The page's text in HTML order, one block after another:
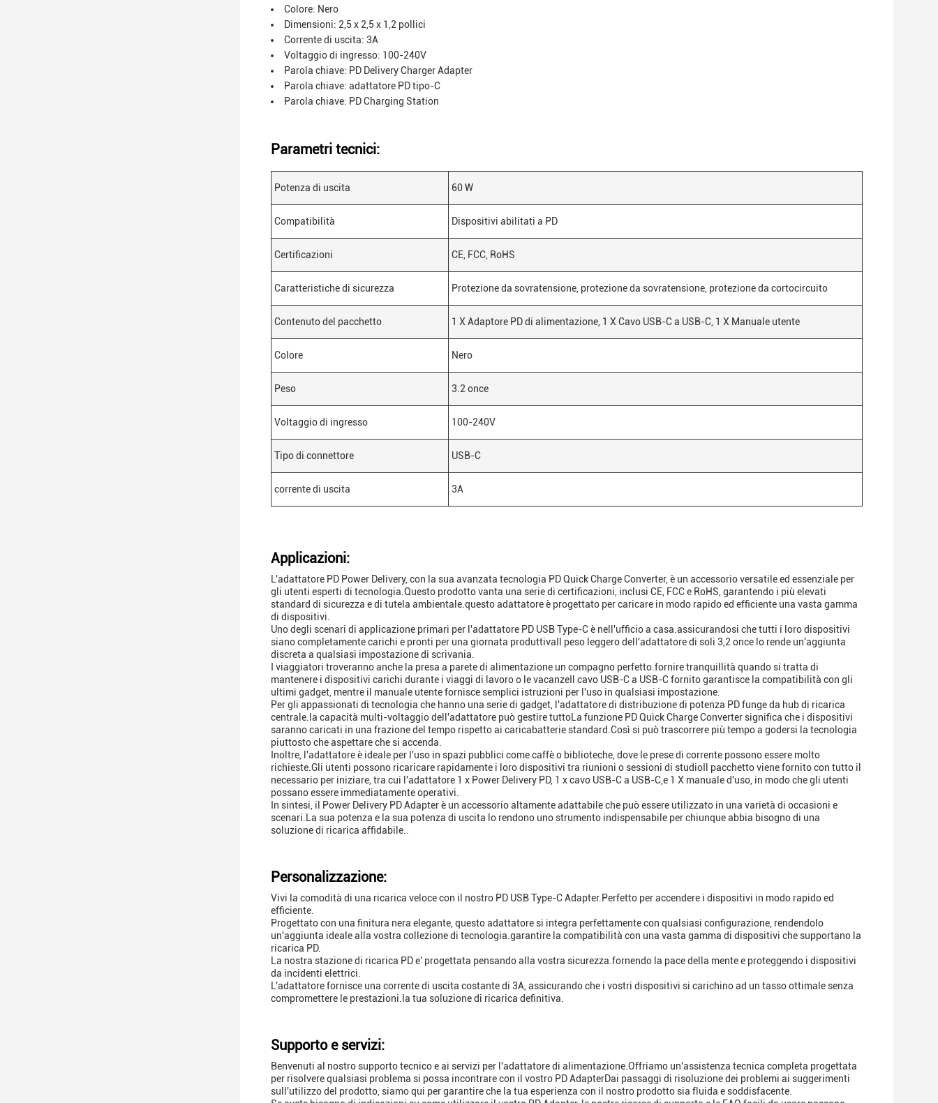
Colore: Nero
Dimensioni: 2,5 x 2,5 x 1,2 pollici
Corrente di uscita: 3A
Voltaggio di ingresso: 100-240V
Parola chiave: PD Delivery Charger Adapter
Parola chiave: adattatore PD tipo-C
Parola chiave: PD Charging Station
Parametri tecnici:
Potenza di uscita 60 W
Compatibilità Dispositivi abilitati a PD
Certificazioni CE, FCC, RoHS
Caratteristiche di sicurezza Protezione da sovratensione, protezione da sovratensione, protezione da cortocircuito
Contenuto del pacchetto 1 X Adaptore PD di alimentazione, 1 X Cavo USB-C a USB-C, 1 X Manuale utente
Colore Nero
Peso 3.2 once
Voltaggio di ingresso 100-240V
Tipo di connettore USB-C
corrente di uscita 3A
Applicazioni:
L'adattatore PD Power Delivery, con la sua avanzata tecnologia PD Quick Charge Converter, è un accessorio versatile ed essenziale per
gli utenti esperti di tecnologia.Questo prodotto vanta una serie di certificazioni, inclusi CE, FCC e RoHS, garantendo i più elevati
standard di sicurezza e di tutela ambientale.questo adattatore è progettato per caricare in modo rapido ed efficiente una vasta gamma
di dispositivi.
Uno degli scenari di applicazione primari per l'adattatore PD USB Type-C è nell'ufficio a casa.assicurandosi che tutti i loro dispositivi
siano completamente carichi e pronti per una giornata produttivaIl peso leggero dell'adattatore di soli 3,2 once lo rende un'aggiunta
discreta a qualsiasi impostazione di scrivania.
I viaggiatori troveranno anche la presa a parete di alimentazione un compagno perfetto.fornire tranquillità quando si tratta di
mantenere i dispositivi carichi durante i viaggi di lavoro o le vacanzeIl cavo USB-C a USB-C fornito garantisce la compatibilità con gli
ultimi gadget, mentre il manuale utente fornisce semplici istruzioni per l'uso in qualsiasi impostazione.
Per gli appassionati di tecnologia che hanno una serie di gadget, l'adattatore di distribuzione di potenza PD funge da hub di ricarica
centrale.la capacità multi-voltaggio dell'adattatore può gestire tuttoLa funzione PD Quick Charge Converter significa che i dispositivi
saranno caricati in una frazione del tempo rispetto ai caricabatterie standard.Così si può trascorrere più tempo a godersi la tecnologia
piuttosto che aspettare che si accenda.
Inoltre, l'adattatore è ideale per l'uso in spazi pubblici come caffè o biblioteche, dove le prese di corrente possono essere molto
richieste.Gli utenti possono ricaricare rapidamente i loro dispositivi tra riunioni o sessioni di studioIl pacchetto viene fornito con tutto il
necessario per iniziare, tra cui l'adattatore 1 x Power Delivery PD, 1 x cavo USB-C a USB-C,e 1 X manuale d'uso, in modo che gli utenti
possano essere immediatamente operativi.
In sintesi, il Power Delivery PD Adapter è un accessorio altamente adattabile che può essere utilizzato in una varietà di occasioni e
scenari.La sua potenza e la sua potenza di uscita lo rendono uno strumento indispensabile per chiunque abbia bisogno di una
soluzione di ricarica affidabile..
Personalizzazione:
Vivi la comodità di una ricarica veloce con il nostro PD USB Type-C Adapter.Perfetto per accendere i dispositivi in modo rapido ed
efficiente.
Progettato con una finitura nera elegante, questo adattatore si integra perfettamente con qualsiasi configurazione, rendendolo
un'aggiunta ideale alla vostra collezione di tecnologia.garantire la compatibilità con una vasta gamma di dispositivi che supportano la
ricarica PD.
La nostra stazione di ricarica PD e' progettata pensando alla vostra sicurezza.fornendo la pace della mente e proteggendo i dispositivi
da incidenti elettrici.
L'adattatore fornisce una corrente di uscita costante di 3A, assicurando che i vostri dispositivi si carichino ad un tasso ottimale senza
compromettere le prestazioni.la tua soluzione di ricarica definitiva.
Supporto e servizi:
Benvenuti al nostro supporto tecnico e ai servizi per l'adattatore di alimentazione.Offriamo un'assistenza tecnica completa progettata
per risolvere qualsiasi problema si possa incontrare con il vostro PD AdapterDai passaggi di risoluzione dei problemi ai suggerimenti
sull'utilizzo del prodotto, siamo qui per garantire che la tua esperienza con il nostro prodotto sia fluida e soddisfacente.